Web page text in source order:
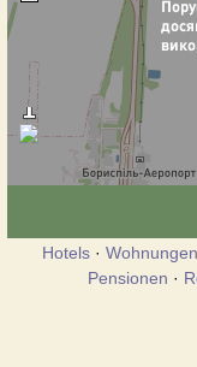
Hotels · Wohnungen
Pensionen ·